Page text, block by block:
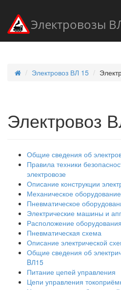
Электровозы
Электровоз ВЛ 15
Электровоз
Общие сведения об
Правила техники
электровозе
Описание конструкции
Механическое оборудование
Пневматическое
Электрические машины и
Расположение
Пневматическая схема
Описание электрической
Общие сведения об
BЛ15
Питание цепей управления
Цепи управления